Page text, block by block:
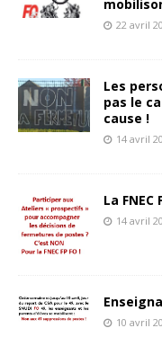
22 avril
Les
pas le
cause !
14 avril
La
14 avril
10 avril